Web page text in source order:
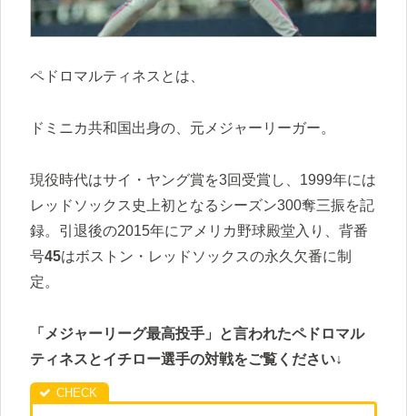
ペドロマルティネスとは、
ドミニカ共和国出身の、元メジャーリーガー。
現役時代はサイ・ヤング賞を3回受賞し、1999年には
レッドソックス史上初となるシーズン300奪三振を記
録。引退後の2015年にアメリカ野球殿堂入り、背番
号45はボストン・レッドソックスの永久欠番に制
定。
「メジャーリーグ最高投手」と言われたペドロマル
ティネスとイチロー選手の対戦をご覧ください↓